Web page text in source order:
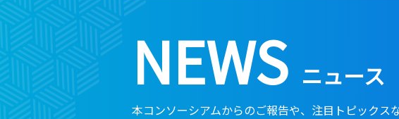
NEWS ニュース
本コンソーシアムからのご報告や、注目トピックス